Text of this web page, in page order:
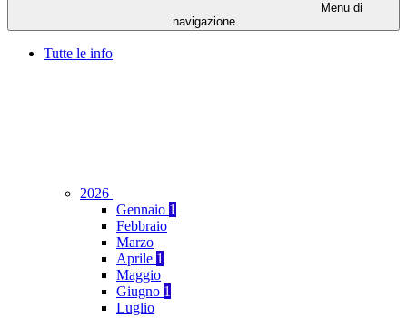
Menu di
navigazione
Tutte le info
2026
Gennaio 1
Febbraio
Marzo
Aprile 1
Maggio
Giugno 1
Luglio